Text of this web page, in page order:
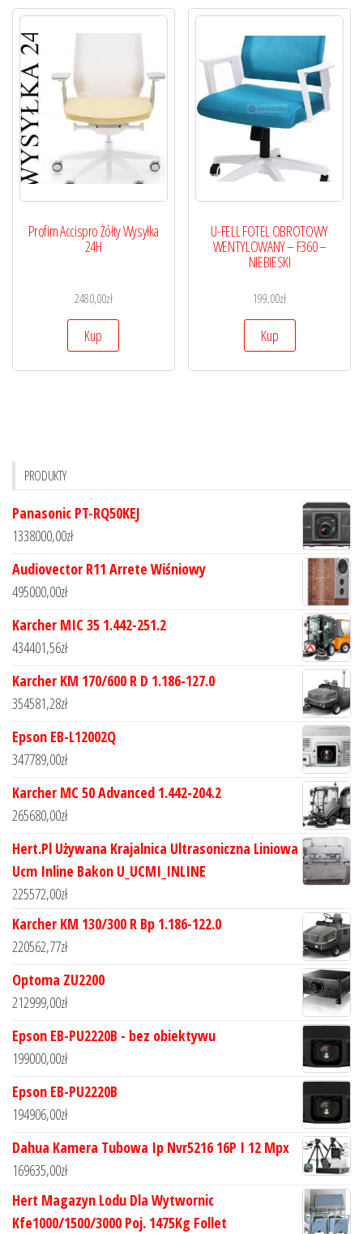
Profim Accispro Żółty Wysyłka
24H
2480,00zł
Kup
U-FELL FOTEL OBROTOWY
WENTYLOWANY – F360 –
NIEBIESKI
199,00zł
Kup
PRODUKTY
Panasonic PT-RQ50KEJ
1338000,00zł
Audiovector R11 Arrete Wiśniowy
495000,00zł
Karcher MIC 35 1.442-251.2
434401,56zł
Karcher KM 170/600 R D 1.186-127.0
354581,28zł
Epson EB-L12002Q
347789,00zł
Karcher MC 50 Advanced 1.442-204.2
265680,00zł
Hert.Pl Używana Krajalnica Ultrasoniczna Liniowa
Ucm Inline Bakon U_UCMI_INLINE
225572,00zł
Karcher KM 130/300 R Bp 1.186-122.0
220562,77zł
Optoma ZU2200
212999,00zł
Epson EB-PU2220B - bez obiektywu
199000,00zł
Epson EB-PU2220B
194906,00zł
Dahua Kamera Tubowa Ip Nvr5216 16P I 12 Mpx
169635,00zł
Hert Magazyn Lodu Dla Wytwornic
Kfe1000/1500/3000 Poj. 1475Kg Follet